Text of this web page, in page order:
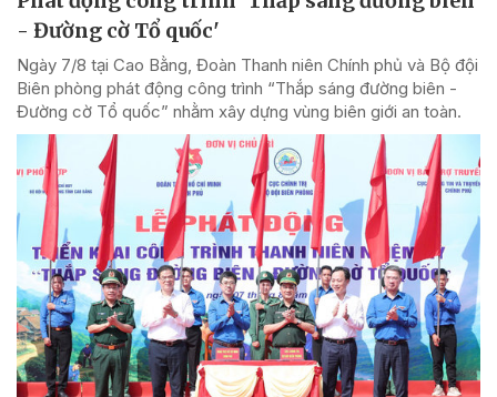
- Đường cờ Tổ quốc'
Ngày 7/8 tại Cao Bằng, Đoàn Thanh niên Chính phủ và Bộ đội
Biên phòng phát động công trình “Thắp sáng đường biên -
Đường cờ Tổ quốc” nhằm xây dựng vùng biên giới an toàn.